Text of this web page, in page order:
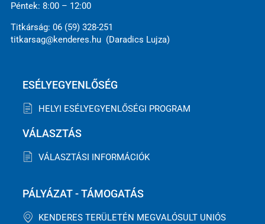
Péntek: 8:00 – 12:00
Titkárság: 06 (59) 328-251
titkarsag@kenderes.hu (Daradics Lujza)
ESÉLYEGYENLŐSÉG
HELYI ESÉLYEGYENLŐSÉGI PROGRAM
VÁLASZTÁS
VÁLASZTÁSI INFORMÁCIÓK
PÁLYÁZAT - TÁMOGATÁS
KENDERES TERÜLETÉN MEGVALÓSULT UNIÓS